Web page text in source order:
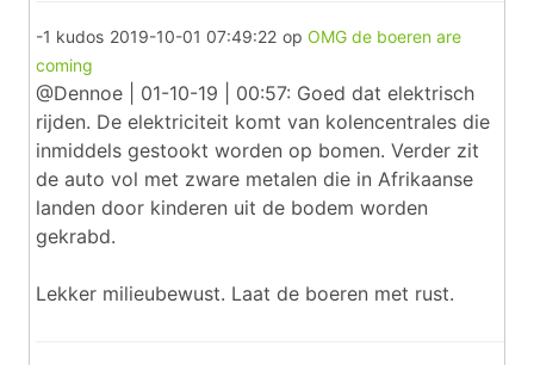
-1 kudos 2019-10-01 07:49:22 op OMG de boeren are
coming
@Dennoe | 01-10-19 | 00:57: Goed dat elektrisch
rijden. De elektriciteit komt van kolencentrales die
inmiddels gestookt worden op bomen. Verder zit
de auto vol met zware metalen die in Afrikaanse
landen door kinderen uit de bodem worden
gekrabd.
Lekker milieubewust. Laat de boeren met rust.